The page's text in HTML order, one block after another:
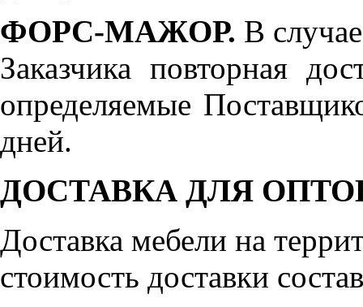
ФОРС-МАЖОР. В
Заказчика повторная
определяемые
дней.
ДОСТАВКА ДЛЯ
Доставка мебели на
стоимость доставки